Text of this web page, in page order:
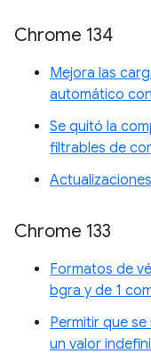
Chrome 134
Mejora las
automático
Se quitó la
filtrables de
Chrome 133
Formatos de
bgra y de 1
Permitir que
un valor